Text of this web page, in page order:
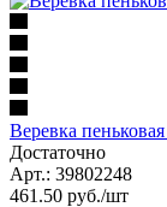
Веревка
Достаточно
Арт.: 39802248
461.50 руб./шт